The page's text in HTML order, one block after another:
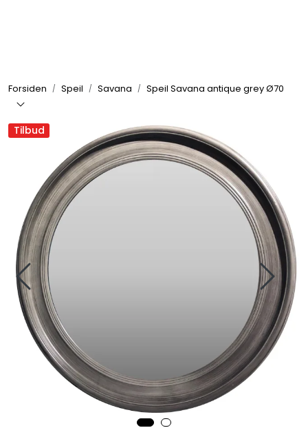
Forsiden Speil Savana Speil Savana antique grey Ø70
Tilbud
Passepartout
Tilbehør til innramming
Innrammede bilder
Canvas
Glass art
Malerier
Speil
Trykk av bilder/skilt og innramming
SOMMEROUTLET